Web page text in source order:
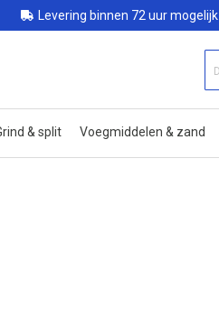
Levering binnen 72 uur mogelijk
& split Voegmiddelen & zand